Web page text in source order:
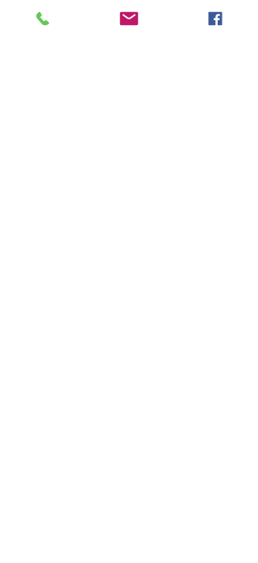
Menos de 0.1%
• Respuesta de frecuencia –